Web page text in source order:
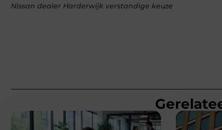
Nissan dealer Harderwijk verstandige keuze